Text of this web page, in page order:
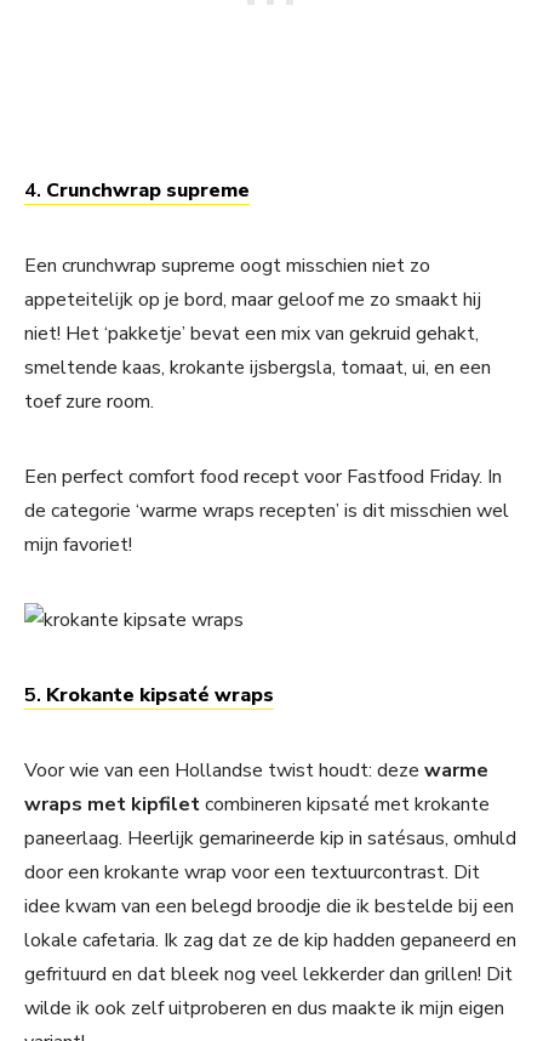
4. Crunchwrap supreme
Een crunchwrap supreme oogt misschien niet zo
appeteitelijk op je bord, maar geloof me zo smaakt hij
niet! Het ‘pakketje’ bevat een mix van gekruid gehakt,
smeltende kaas, krokante ijsbergsla, tomaat, ui, en een
toef zure room.
Een perfect comfort food recept voor Fastfood Friday. In
de categorie ‘warme wraps recepten’ is dit misschien wel
mijn favoriet!
5. Krokante kipsaté wraps
Voor wie van een Hollandse twist houdt: deze warme
wraps met kipfiletcombineren kipsaté met krokante
paneerlaag. Heerlijk gemarineerde kip in satésaus, omhuld
door een krokante wrap voor een textuurcontrast. Dit
idee kwam van een belegd broodje die ik bestelde bij een
lokale cafetaria. Ik zag dat ze de kip hadden gepaneerd en
gefrituurd en dat bleek nog veel lekkerder dan grillen! Dit
wilde ik ook zelf uitproberen en dus maakte ik mijn eigen